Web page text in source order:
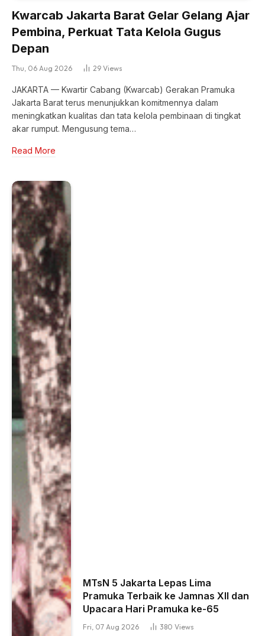
Kwarcab Jakarta Barat Gelar Gelang Ajar
Pembina, Perkuat Tata Kelola Gugus
Depan
Thu, 06 Aug 2026 29 Views
JAKARTA — Kwartir Cabang (Kwarcab) Gerakan Pramuka
Jakarta Barat terus menunjukkan komitmennya dalam
meningkatkan kualitas dan tata kelola pembinaan di tingkat
akar rumput. Mengusung tema…
Read More
MTsN 5 Jakarta Lepas Lima
Pramuka Terbaik ke Jamnas XII dan
Upacara Hari Pramuka ke-65
Fri, 07 Aug 2026 380 Views